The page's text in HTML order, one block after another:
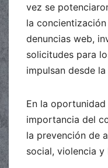
vez se
la
denuncias web,
solicitudes para
impulsan desde
En la
importancia del
la prevención de
social, violencia